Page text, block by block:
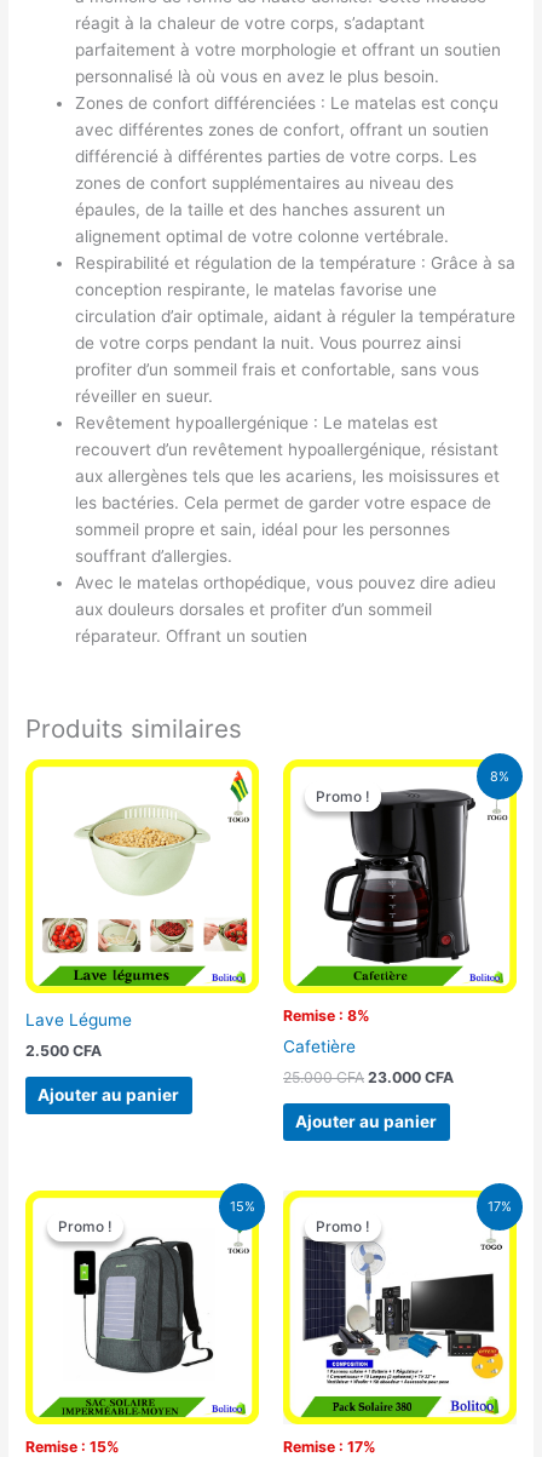
réagit à la chaleur de votre corps, s’adaptant
parfaitement à votre morphologie et offrant un soutien
personnalisé là où vous en avez le plus besoin.
Zones de confort différenciées : Le matelas est conçu
avec différentes zones de confort, offrant un soutien
différencié à différentes parties de votre corps. Les
zones de confort supplémentaires au niveau des
épaules, de la taille et des hanches assurent un
alignement optimal de votre colonne vertébrale.
Respirabilité et régulation de la température : Grâce à sa
conception respirante, le matelas favorise une
circulation d’air optimale, aidant à réguler la température
de votre corps pendant la nuit. Vous pourrez ainsi
profiter d’un sommeil frais et confortable, sans vous
réveiller en sueur.
Revêtement hypoallergénique : Le matelas est
recouvert d’un revêtement hypoallergénique, résistant
aux allergènes tels que les acariens, les moisissures et
les bactéries. Cela permet de garder votre espace de
sommeil propre et sain, idéal pour les personnes
souffrant d’allergies.
Avec le matelas orthopédique, vous pouvez dire adieu
aux douleurs dorsales et profiter d’un sommeil
réparateur. Offrant un soutien
Produits similaires
Lave Légume
2.500CFA
Ajouter au panier
8%
Promo !
Remise : 8%
Promo !
Cafetière
25.000CFA
Le
prix
initial
25.000 CFA.
23.000 CFA
Le
prix
actuel
est :
23.000 CFA.
Ajouter au panier
15%
Promo !
Remise : 15%
Promo !
Le
prix
initial
était :
29.500 CFA.
Le
prix
actuel
17%
Promo !
Remise : 17%
Promo !
Le
initial
était :
430.000 CFA.
Le
prix
actuel
355.000